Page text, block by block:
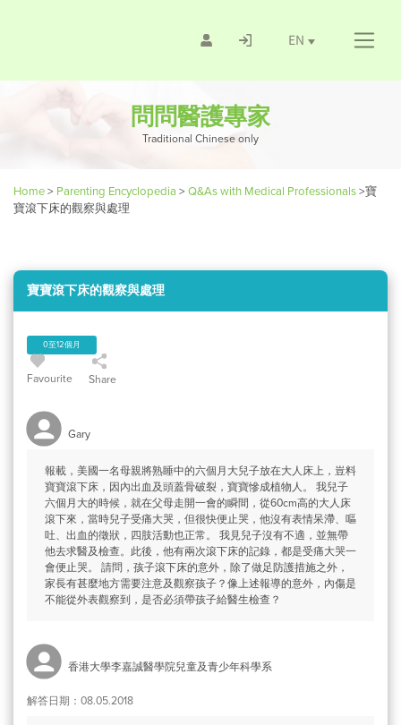
EN
問問醫護專家
Traditional Chinese only
Home> Parenting Encyclopedia > Q&As with Medical Professionals>寶
寶滾下床的觀察與處理
寶寶滾下床的觀察與處理
0至12個月
Favourite Share
Gary
報載，美國一名母親將熟睡中的六個月大兒子放在大人床上，豈料
寶寶滾下床，因內出血及頭蓋骨破裂，寶寶慘成植物人。 我兒子
六個月大的時候，就在父母走開一會的瞬間，從60cm高的大人床
滾下來，當時兒子受痛大哭，但很快便止哭，他沒有表情呆滯、嘔
吐、出血的徵狀，四肢活動也正常。 我見兒子沒有不適，並無帶
他去求醫及檢查。此後，他有兩次滾下床的記錄，都是受痛大哭一
會便止哭。 請問，孩子滾下床的意外，除了做足防護措施之外，
家長有甚麼地方需要注意及觀察孩子？像上述報導的意外，內傷是
不能從外表觀察到，是否必須帶孩子給醫生檢查？
香港大學李嘉誠醫學院兒童及青少年科學系
解答日期：08.05.2018